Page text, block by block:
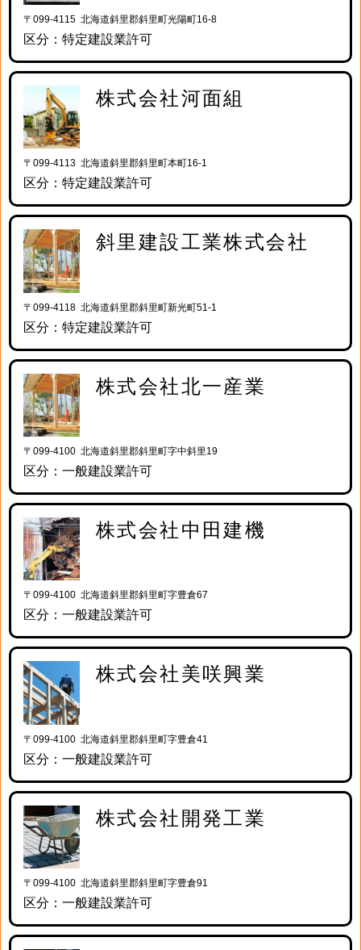
〒099-4115 北海道斜里郡斜里町光陽町16-8
区分：特定建設業許可
株式会社河面組
〒099-4113 北海道斜里郡斜里町本町16-1
区分：特定建設業許可
斜里建設工業株式会社
〒099-4118 北海道斜里郡斜里町新光町51-1
区分：特定建設業許可
株式会社北一産業
〒099-4100 北海道斜里郡斜里町字中斜里19
区分：一般建設業許可
株式会社中田建機
〒099-4100 北海道斜里郡斜里町字豊倉67
区分：一般建設業許可
株式会社美咲興業
〒099-4100 北海道斜里郡斜里町字豊倉41
区分：一般建設業許可
株式会社開発工業
〒099-4100 北海道斜里郡斜里町字豊倉91
区分：一般建設業許可